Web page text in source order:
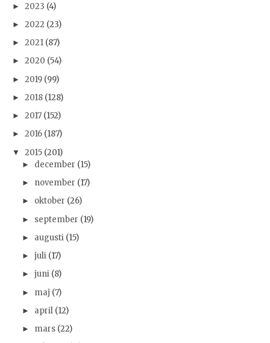
► 2023 (4)
► 2022 (23)
► 2021 (87)
► 2020 (54)
► 2019 (99)
► 2018 (128)
► 2017 (152)
► 2016 (187)
▼ 2015 (201)
► december (15)
► november (17)
► oktober (26)
► september (19)
► augusti (15)
► juli (17)
► juni (8)
► maj (7)
► april (12)
► mars (22)